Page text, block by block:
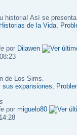
historia! Así se
Historias de la Vida,
por Dilawen
de Los Sims.
sus expansiones,
pormiguelo80